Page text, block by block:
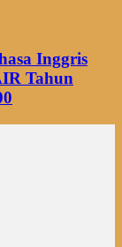
Inggris
Tahun